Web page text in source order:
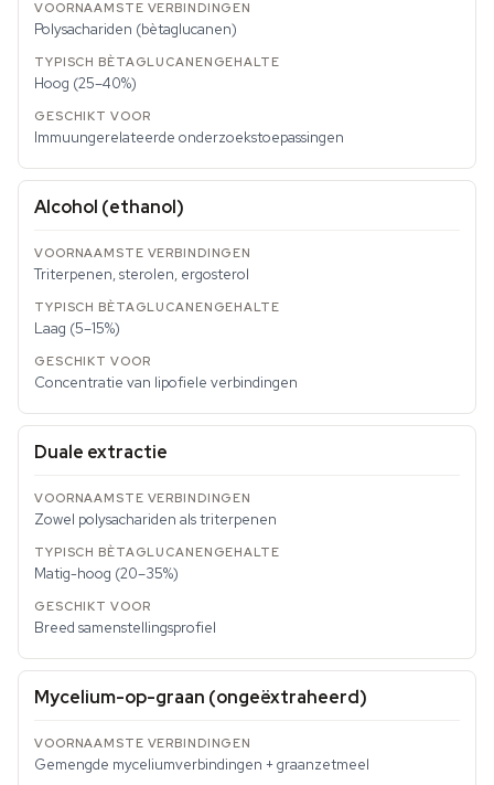
Polysachariden (bètaglucanen)
Hoog (25–40%)
Immuungerelateerde onderzoekstoepassingen
Alcohol (ethanol)
Triterpenen, sterolen, ergosterol
Laag (5–15%)
Concentratie van lipofiele verbindingen
Duale extractie
Zowel polysachariden als triterpenen
Matig-hoog (20–35%)
Breed samenstellingsprofiel
Mycelium-op-graan (ongeëxtraheerd)
Gemengde myceliumverbindingen + graanzetmeel